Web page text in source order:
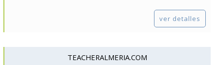
ver detalles
TEACHERALMERIA.COM